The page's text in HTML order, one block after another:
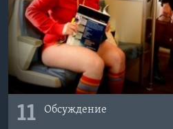
11 Обсуждение